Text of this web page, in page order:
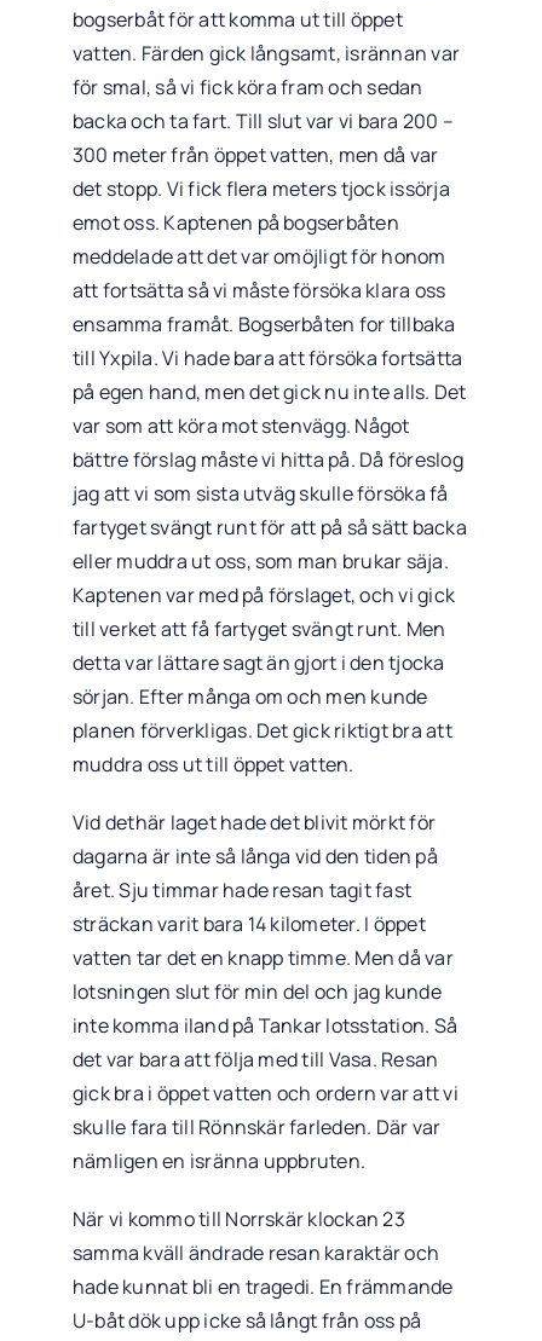
bogserbåt för att komma ut till öppet
vatten. Färden gick långsamt, isrännan var
för smal, så vi fick köra fram och sedan
backa och ta fart. Till slut var vi bara 200 –
300 meter från öppet vatten, men då var
det stopp. Vi fick flera meters tjock issörja
emot oss. Kaptenen på bogserbåten
meddelade att det var omöjligt för honom
att fortsätta så vi måste försöka klara oss
ensamma framåt. Bogserbåten for tillbaka
till Yxpila. Vi hade bara att försöka fortsätta
på egen hand, men det gick nu inte alls. Det
var som att köra mot stenvägg. Något
bättre förslag måste vi hitta på. Då föreslog
jag att vi som sista utväg skulle försöka få
fartyget svängt runt för att på så sätt backa
eller muddra ut oss, som man brukar säja.
Kaptenen var med på förslaget, och vi gick
till verket att få fartyget svängt runt. Men
detta var lättare sagt än gjort i den tjocka
sörjan. Efter många om och men kunde
planen förverkligas. Det gick riktigt bra att
muddra oss ut till öppet vatten.
Vid dethär laget hade det blivit mörkt för
dagarna är inte så långa vid den tiden på
året. Sju timmar hade resan tagit fast
sträckan varit bara 14 kilometer. I öppet
vatten tar det en knapp timme. Men då var
lotsningen slut för min del och jag kunde
inte komma iland på Tankar lotsstation. Så
det var bara att följa med till Vasa. Resan
gick bra i öppet vatten och ordern var att vi
skulle fara till Rönnskär farleden. Där var
nämligen en isränna uppbruten.
När vi kommo till Norrskär klockan 23
samma kväll ändrade resan karaktär och
hade kunnat bli en tragedi. En främmande
U-båt dök upp icke så långt från oss på